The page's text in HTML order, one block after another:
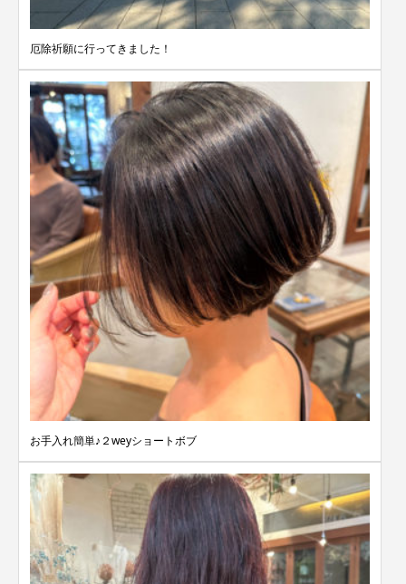
厄除祈願に行ってきました！
お手入れ簡単♪２weyショートボブ